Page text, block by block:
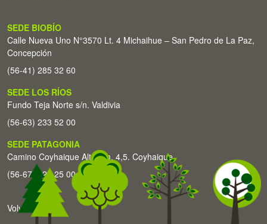
SEDE BIOBÍO
Calle Nueva Uno N°3570 Lt. 4 Michaihue – San Pedro de La Paz,
Concepción
(56-41) 285 32 60
SEDE LOS RÍOS
Fundo Teja Norte s/n. Valdivia
(56-63) 233 52 00
SEDE PATAGONIA
Camino Coyhaique Alto Km. 4,5. Coyhaique
(56-67) 226 25 00
Volver arriba